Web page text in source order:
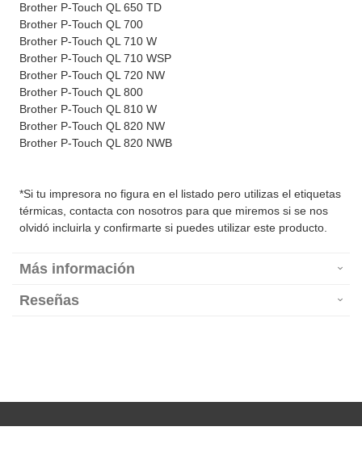
Brother P-Touch QL 650 TD
Brother P-Touch QL 700
Brother P-Touch QL 710 W
Brother P-Touch QL 710 WSP
Brother P-Touch QL 720 NW
Brother P-Touch QL 800
Brother P-Touch QL 810 W
Brother P-Touch QL 820 NW
Brother P-Touch QL 820 NWB
*Si tu impresora no figura en el listado pero utilizas el etiquetas
térmicas, contacta con nosotros para que miremos si se nos
olvidó incluirla y confirmarte si puedes utilizar este producto.
Más información
Reseñas